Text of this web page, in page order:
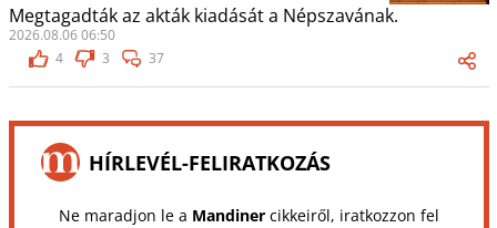
Megtagadták az akták kiadását a Népszavának.
2026.08.06 06:50
4
3 37
HÍRLEVÉL-FELIRATKOZÁS
Ne maradjon le a Mandinercikkeiről, iratkozzon fel